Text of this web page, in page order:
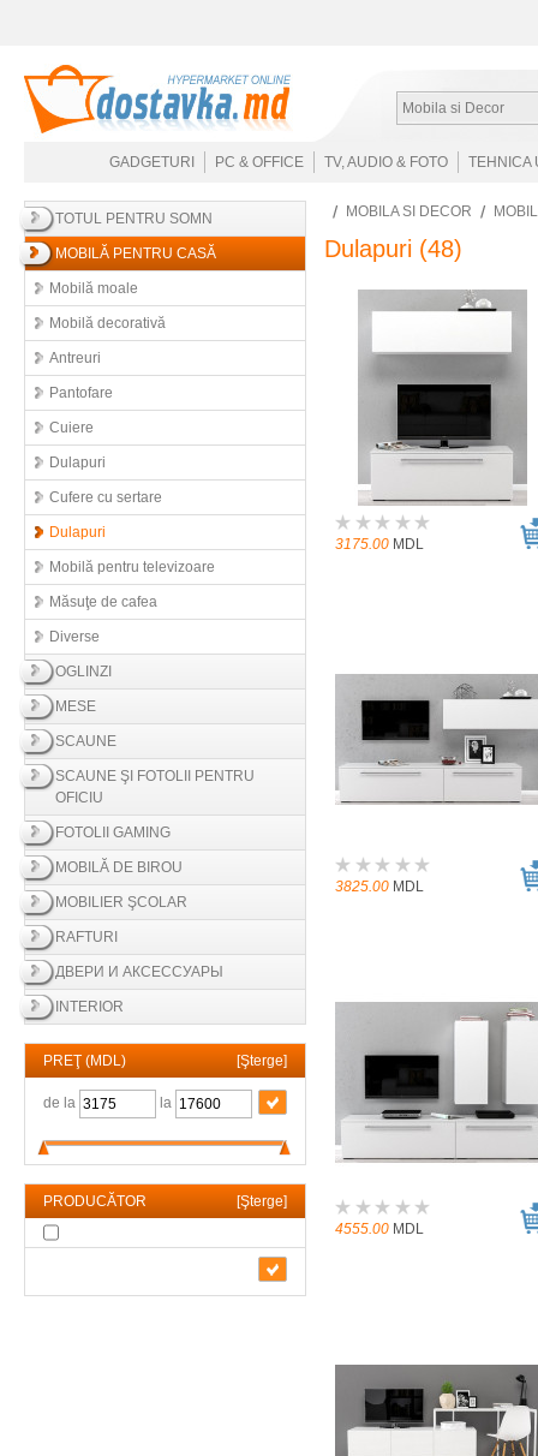
Mobila si Decor
GADGETURI PC & OFFICE TV, AUDIO & FOTO TEHNICA
TOTUL PENTRU SOMN
MOBILĂ PENTRU CASĂ
Mobilă moale
Mobilă decorativă
Antreuri
Pantofare
Cuiere
Dulapuri
Cufere cu sertare
Dulapuri
Mobilă pentru televizoare
Măsuţe de cafea
Diverse
OGLINZI
MESE
SCAUNE
SCAUNE ŞI FOTOLII PENTRU
OFICIU
FOTOLII GAMING
MOBILĂ DE BIROU
MOBILIER ŞCOLAR
RAFTURI
ДВЕРИ И АКСЕССУАРЫ
INTERIOR
PREŢ (MDL) [Şterge]
de la la
PRODUCĂTOR [Şterge]
MOBILA SI DECOR
Dulapuri (48)
3175.00 MDL
3825.00 MDL
4555.00 MDL